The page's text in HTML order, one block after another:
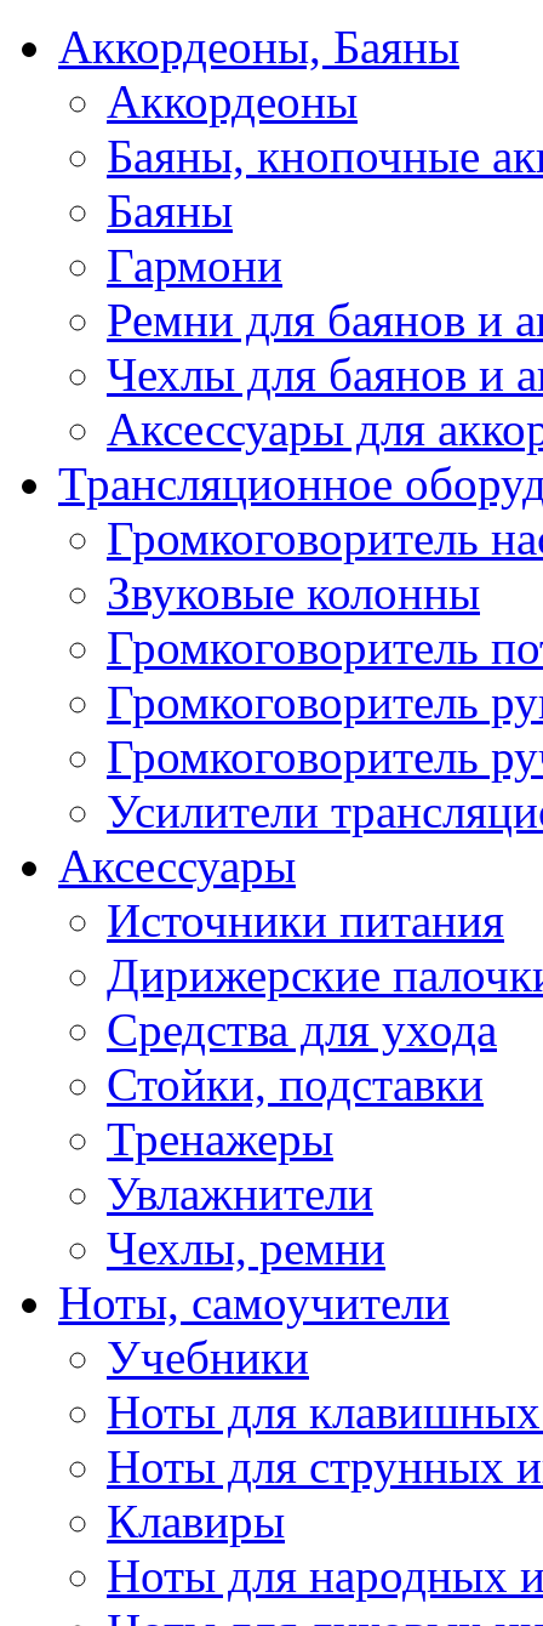
Аккордеоны, Баяны
Аккордеоны
Баяны, кнопочные
Баяны
Гармони
Ремни для баянов и
Чехлы для баянов и
Аксессуары для
Трансляционное
Громкоговоритель
Звуковые колонны
Громкоговоритель
Громкоговоритель
Громкоговоритель
Усилители
Аксессуары
Источники питания
Дирижерские
Средства для ухода
Стойки, подставки
Тренажеры
Увлажнители
Чехлы, ремни
Ноты, самоучители
Учебники
Ноты для клавишных
Ноты для струнных
Клавиры
Ноты для народных